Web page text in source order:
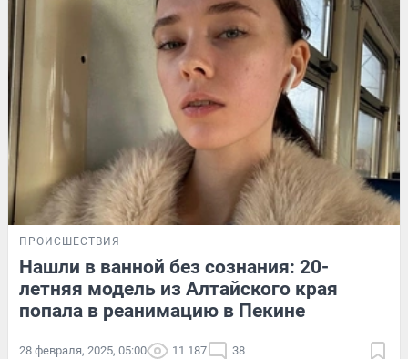
ПРОИСШЕСТВИЯ
Нашли в ванной без сознания: 20-
летняя модель из Алтайского края
попала в реанимацию в Пекине
28 февраля, 2025, 05:00 11 187 38